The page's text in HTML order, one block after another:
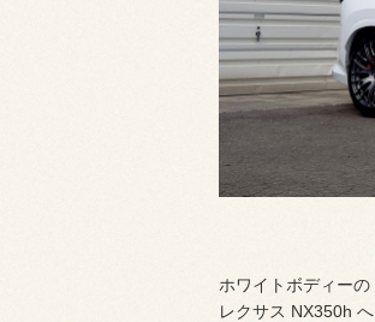
ホワイトボディーの
レクサス NX350h へ